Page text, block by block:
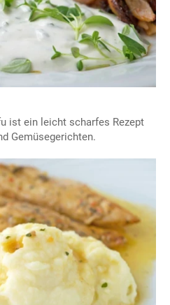
ist ein leicht scharfes Rezept
Gemüsegerichten.